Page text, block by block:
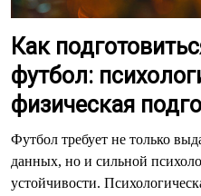
Как
футбол:
физическая
Футбол требует не только
данных, но и сильной
устойчивости.